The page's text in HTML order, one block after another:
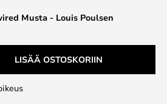
Musta - Louis Poulsen
LISÄÄ OSTOSKORIIN